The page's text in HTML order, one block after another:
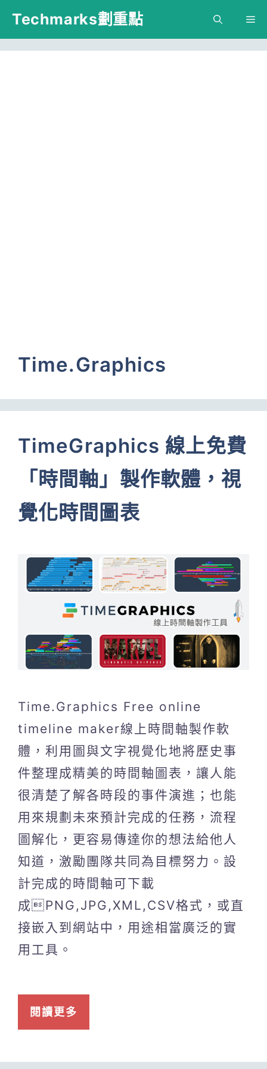
跳
主
Techmarks劃重點
Time.Graphics
TimeGraphics 線上免費
「時間軸」製作軟體，視
覺化時間圖表
Time.Graphics Free online
timeline maker線上時間軸製作軟
體，利用圖與文字視覺化地將歷史事
件整理成精美的時間軸圖表，讓人能
很清楚了解各時段的事件演進；也能
用來規劃未來預計完成的任務，流程
圖解化，更容易傳達你的想法給他人
知道，激勵團隊共同為目標努力。設
計完成的時間軸可下載
成PNG,JPG,XML,CSV格式，或直
接嵌入到網站中，用途相當廣泛的實
用工具。
閱讀更多